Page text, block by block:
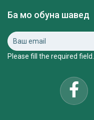
Ба мо обуна шавед
Please fill the required field.